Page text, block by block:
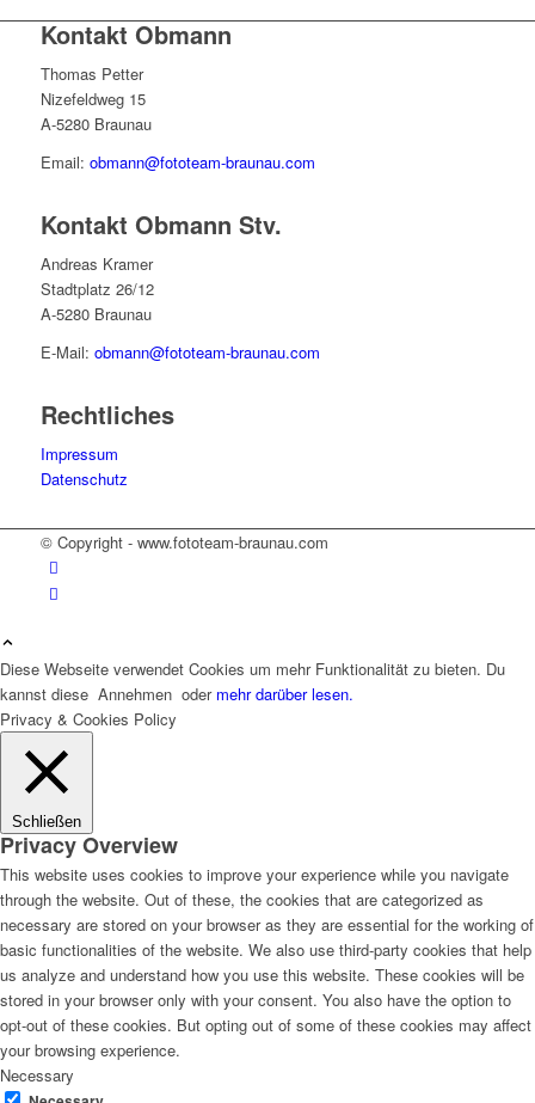
Kontakt Obmann
Thomas Petter
Nizefeldweg 15
A-5280 Braunau
Email: obmann@fototeam-braunau.com
Kontakt Obmann Stv.
Andreas Kramer
Stadtplatz 26/12
A-5280 Braunau
E-Mail: obmann@fototeam-braunau.com
Rechtliches
Impressum
Datenschutz
© Copyright - www.fototeam-braunau.com
Diese Webseite verwendet Cookies um mehr Funktionalität zu bieten. Du
kannst diese Annehmen oder mehr darüber lesen.
Privacy & Cookies Policy
Schließen
Privacy Overview
This website uses cookies to improve your experience while you navigate
through the website. Out of these, the cookies that are categorized as
necessary are stored on your browser as they are essential for the working of
basic functionalities of the website. We also use third-party cookies that help
us analyze and understand how you use this website. These cookies will be
stored in your browser only with your consent. You also have the option to
opt-out of these cookies. But opting out of some of these cookies may affect
your browsing experience.
Necessary